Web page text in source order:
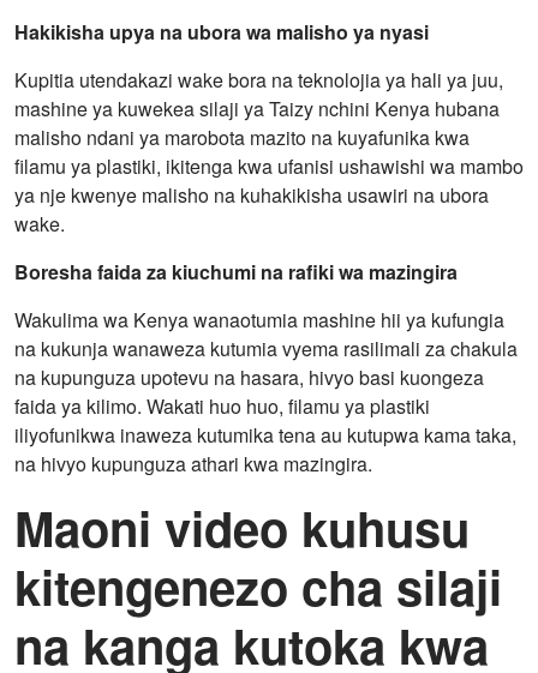
Hakikisha upya na ubora wa malisho ya nyasi
Kupitia utendakazi wake bora na teknolojia ya hali ya juu,
mashine ya kuwekea silaji ya Taizy nchini Kenya hubana
malisho ndani ya marobota mazito na kuyafunika kwa
filamu ya plastiki, ikitenga kwa ufanisi ushawishi wa mambo
ya nje kwenye malisho na kuhakikisha usawiri na ubora
wake.
Boresha faida za kiuchumi na rafiki wa mazingira
Wakulima wa Kenya wanaotumia mashine hii ya kufungia
na kukunja wanaweza kutumia vyema rasilimali za chakula
na kupunguza upotevu na hasara, hivyo basi kuongeza
faida ya kilimo. Wakati huo huo, filamu ya plastiki
iliyofunikwa inaweza kutumika tena au kutupwa kama taka,
na hivyo kupunguza athari kwa mazingira.
Maoni video kuhusu
kitengenezo cha silaji
na kanga kutoka kwa